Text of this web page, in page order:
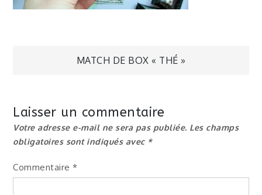
Navigation
l’article
MATCH DE BOX « THÉ »
Laisser un commentaire
Votre adresse e-mail ne sera pas publiée. Les champs
obligatoires sont indiqués avec *
Commentaire*